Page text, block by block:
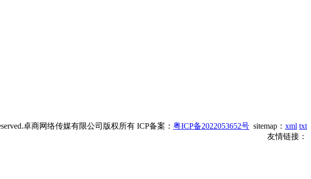
卓商网络传媒有限公司版权所有 ICP备案： 粤ICP备2022053652号 sitemap： xml txt
友情链接：